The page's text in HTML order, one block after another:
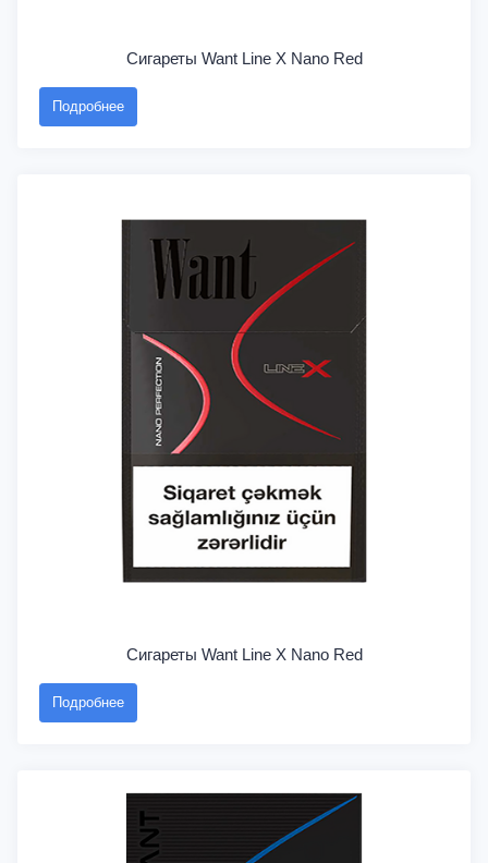
Сигареты Want Line X Nano Red
Подробнее
Сигареты Want Line X Nano Red
Подробнее